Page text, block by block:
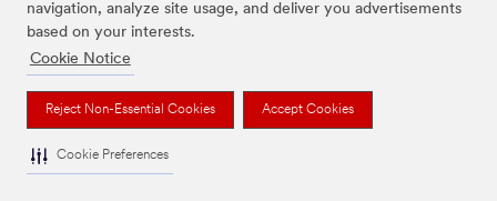
navigation, analyze site usage, and deliver you advertisements
based on your interests.
Cookie Notice
Reject Non-Essential Cookies Accept Cookies
Cookie Preferences